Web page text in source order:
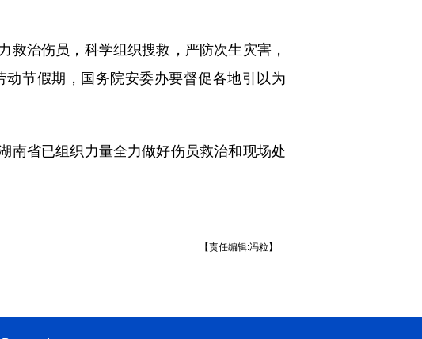
治伤员，科学组织搜救，严防次生灾害，
节假期，国务院安委办要督促各地引以为
省已组织力量全力做好伤员救治和现场处
【责任编辑:冯粒】